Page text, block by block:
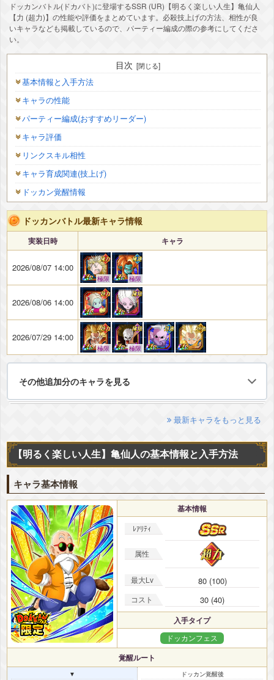
ドッカンバトル(ドカバト)に登場するSSR (UR)【明るく楽しい人生】亀仙人
【力 (超力)】の性能や評価をまとめています。必殺技上げの方法、相性が良
いキャラなども掲載しているので、パーティー編成の際の参考にしてくださ
い。
目次
基本情報と入手方法
キャラの性能
パーティー編成(おすすめリーダー)
キャラ評価
リンクスキル相性
キャラ育成関連(技上げ)
ドッカン覚醒情報
ドッカンバトル最新キャラ情報
実装日時 キャラ
2026/08/07 14:00
極限 極限
2026/08/06 14:00
2026/07/29 14:00
極限 極限
その他追加分のキャラを見る
最新キャラをもっと見る
【明るく楽しい人生】亀仙人の基本情報と入手方法
キャラ基本情報
基本情報
ﾚｱﾘﾃｨ
属性
最大Lv 80 (100)
コスト 30 (40)
入手タイプ
ドッカンフェス
覚醒ルート
▼ ドッカン覚醒後